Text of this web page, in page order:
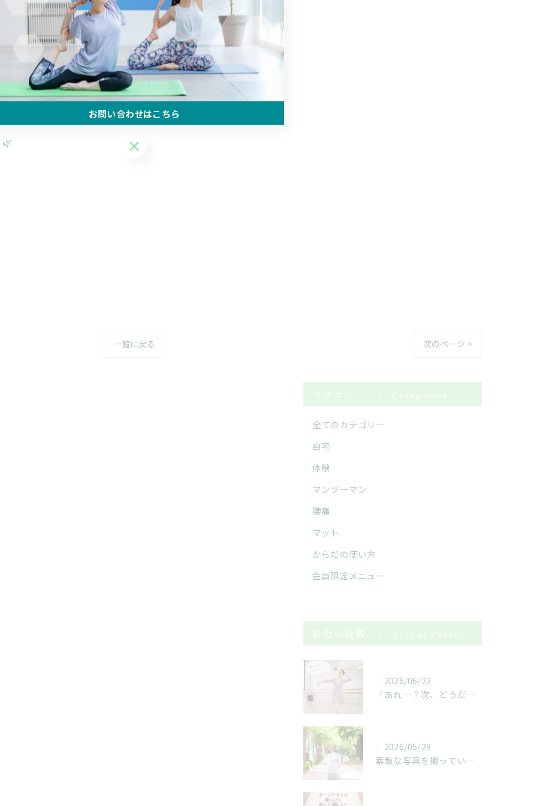
一覧に戻る 次のページ >
カテゴリー Categories
全てのカテゴリー
自宅
体験
マンツーマン
腰痛
マット
からだの使い方
会員限定メニュー
最近の投稿 Recent Posts
2026/06/22
「あれ…？次、どうだったっけ…？」
2026/05/29
素敵な写真を撮っていただきました！
お問い合わせはこちら
お問い合わせはこちら